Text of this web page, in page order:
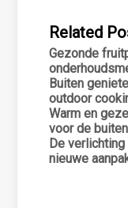
Related
Gezonde
Buiten
outdoor
Warm en
voor de
De
nieuwe